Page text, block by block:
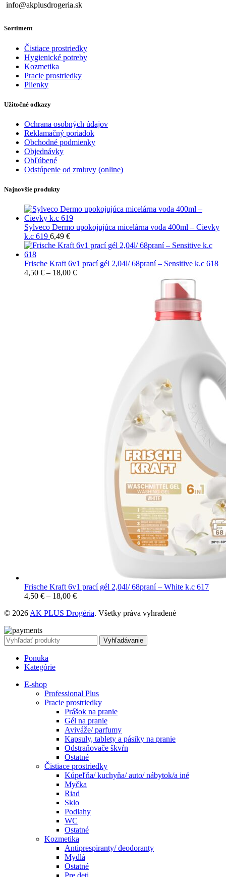
info@akplusdrogeria.sk
Sortiment
Čistiace prostriedky
Hygienické potreby
Kozmetika
Pracie prostriedky
Plienky
Užitočné odkazy
Ochrana osobných údajov
Reklamačný poriadok
Obchodné podmienky
Objednávky
Obľúbené
Odstúpenie od zmluvy (online)
Najnovšie produkty
Sylveco Dermo upokojujúca micelárna voda 400ml – Cievky
k.c 619 6,49 €
Frische Kraft 6v1 prací gél 2,04l/ 68praní – Sensitive k.c 618
4,50 € – 18,00 €
Frische Kraft 6v1 prací gél 2,04l/ 68praní – White k.c 617
4,50 € – 18,00 €
© 2026 AK PLUS Drogéria. Všetky práva vyhradené
Vyhľadávanie
Ponuka
Kategórie
E-shop
Professional Plus
Pracie prostriedky
Prášok na pranie
Gél na pranie
Aviváže/ parfumy
Kapsuly, tablety a pásiky na pranie
Odstraňovače škvŕn
Ostatné
Čistiace prostriedky
Kúpeľňa/ kuchyňa/ auto/ nábytok/a iné
Myčka
Riad
Sklo
Podlahy
WC
Ostatné
Kozmetika
Antiprespiranty/ deodoranty
Mydlá
Ostatné